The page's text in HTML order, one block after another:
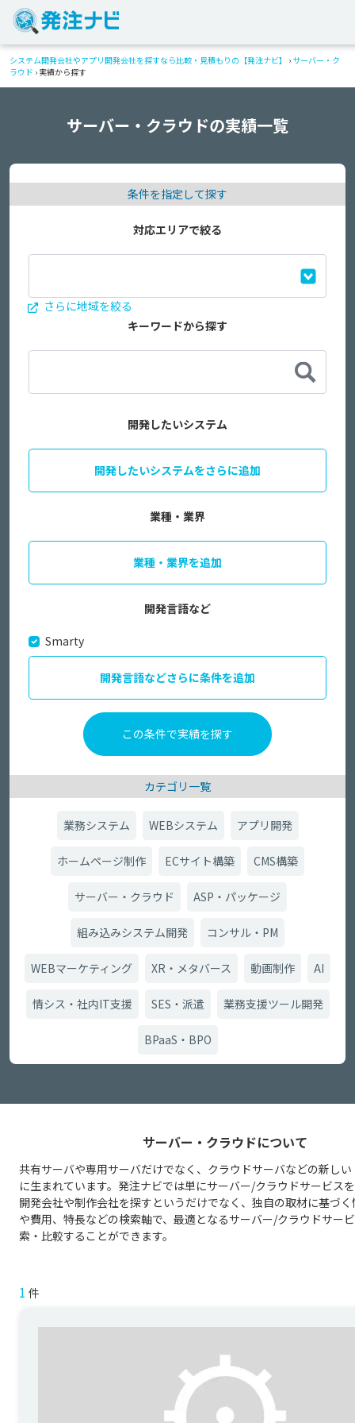
システム開発会社やアプリ開発会社を探すなら比較・見積もりの【発注ナビ】 › サーバー・ク
ラウド › 実績から探す
サーバー・クラウドの実績一覧
条件を指定して探す
対応エリアで絞る
さらに地域を絞る
キーワードから探す
開発したいシステム
開発したいシステムをさらに追加
業種・業界
業種・業界を追加
開発言語など
Smarty
開発言語などさらに条件を追加
カテゴリ一覧
業務システム WEBシステム アプリ開発
ホームページ制作 ECサイト構築 CMS構築
サーバー・クラウド ASP・パッケージ
組み込みシステム開発 コンサル・PM
WEBマーケティング XR・メタバース 動画制作 AI
情シス・社内IT支援 SES・派遣 業務支援ツール開発
BPaaS・BPO
サーバー・クラウドについて
共有サーバや専用サーバだけでなく、クラウドサーバなどの新し
に生まれています。発注ナビでは単にサーバー/クラウドサービス
開発会社や制作会社を探すというだけでなく、独自の取材に基づ
や費用、特長などの検索軸で、最適となるサーバー/クラウドサー
索・比較することができます。
1 件